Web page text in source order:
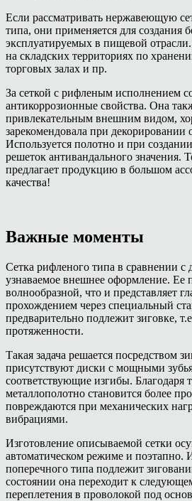
Если рассматривать нержавеющую
типа, они применяется для создания
эксплуатируемых в пищевой
на складских территориях по
торговых залах и пр.
За сеткой с рифленым исполнением
антикоррозионные свойства. Она
привлекательным внешним видом,
зарекомендовала при декорировании
Используется полотно и при
решеток антивандального значения.
предлагает продукцию в большом
качества!
Важные моменты
Сетка рифленого типа в сравнении с
узнаваемое внешнее оформление. Ее
волнообразной, что и представляет
прохождением через специальный
предварительно подлежит зиговке,
протяженности.
Такая задача решается посредством
присутствуют диски с мощными
соответствующие изгибы. Благодаря
металлополотно становится более
повреждаются при механических
вибрациями.
Изготовление описываемой сетки
автоматическом режиме и поэтапно.
поперечного типа подлежит
состоянии она переходит к
переплетения в проволокой под